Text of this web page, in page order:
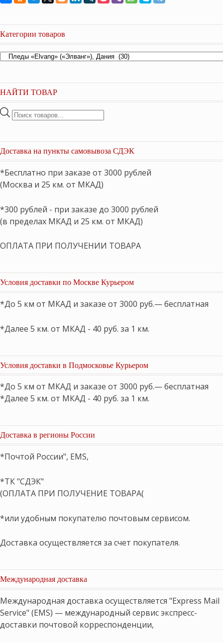
Категории товаров
НАЙТИ ТОВАР
Поиск
Доставка на пункты самовывоза СДЭК
*Бесплатно при заказе от 3000 рублей
(Москва и 25 км. от МКАД)
*300 рублей - при заказе до 3000 рублей
(в пределах МКАД и 25 км. от МКАД)
ОПЛАТА ПРИ ПОЛУЧЕНИИ ТОВАРА
Условия доставки по Москве Курьером
*До 5 км от МКАД и заказе от 3000 руб.— бесплатная
*Далее 5 км. от МКАД - 40 руб. за 1 км.
Условия доставки в Подмосковье Курьером
*До 5 км от МКАД и заказе от 3000 руб.— бесплатная
*Далее 5 км. от МКАД - 40 руб. за 1 км.
Доставка в регионы России
*Почтой России", EMS,
*ТК "СДЭК"
(ОПЛАТА ПРИ ПОЛУЧЕНИЕ ТОВАРА(
*или удобным покупателю почтовым сервисом.
Доставка осуществляется за счет покупателя.
Международная доставка
Международная доставка осуществляется "Express Mail
Service" (EMS) — международный сервис экспресс-
доставки почтовой корреспонденции,